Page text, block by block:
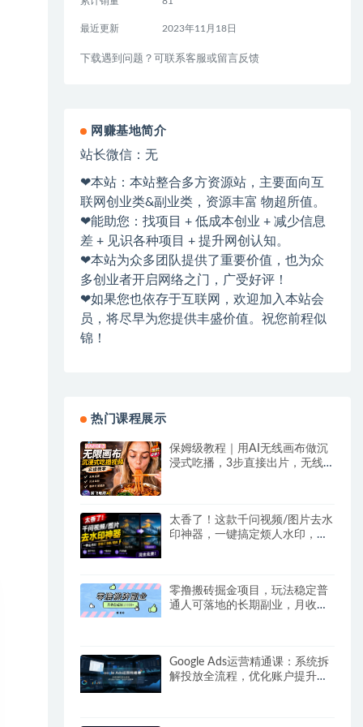
最近更新 2023年11月18日
下载遇到问题？可联系客服或留言反馈
网赚基地简介
站长微信：无
❤本站：本站整合多方资源站，主要面向互
联网创业类&副业类，资源丰富 物超所值。
❤能助您：找项目 + 低成本创业 + 减少信息
差 + 见识各种项目 + 提升网创认知。
❤本站为众多团队提供了重要价值，也为众
多创业者开启网络之门，广受好评！
❤如果您也依存于互联网，欢迎加入本站会
员，将尽早为您提供丰盛价值。祝您前程似
锦！
热门课程展示
保姆级教程｜用AI无线画布做沉
浸式吃播，3步直接出片，无线
太香了！这款千问视频/图片去水
印神器，一键搞定烦人水印，本
零撸搬砖掘金项目，玩法稳定普
通人可落地的长期副业，月收益
Google Ads运营精通课：系统拆
解投放全流程，优化账户提升广